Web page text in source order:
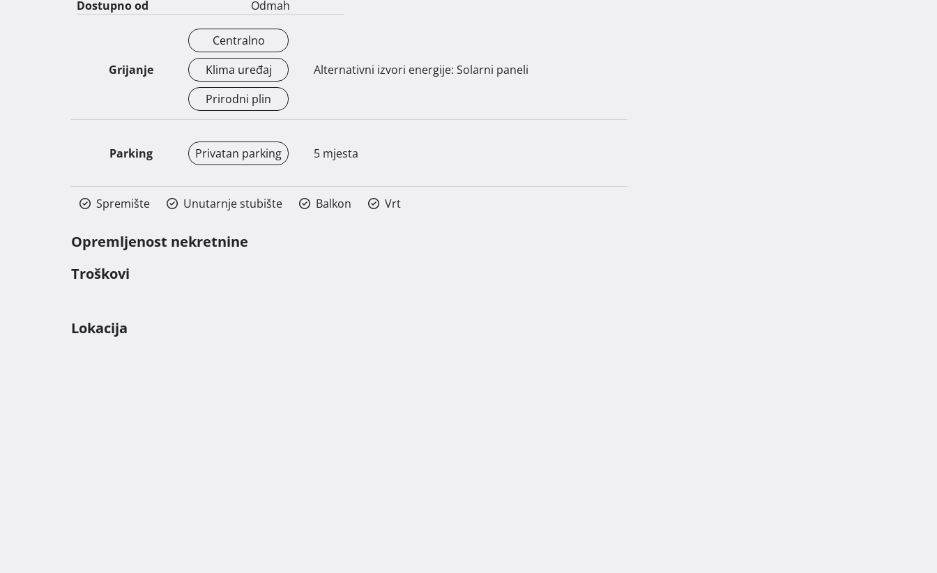
Dostupno od
Odmah
Grijanje
Centralno
Klima uređaj
Prirodni plin
Alternativni izvori energije: Solarni paneli
Parking Privatan parking 5 mjesta
Spremište Unutarnje stubište Balkon Vrt
Opremljenost nekretnine
Troškovi
Lokacija